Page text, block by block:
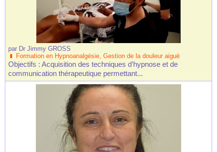
par Dr Jimmy GROSS
Formation en Hypnoanalgésie, Gestion de la douleur aiguë
Objectifs : Acquisition des techniques d’hypnose et de
communication thérapeutique permettant...